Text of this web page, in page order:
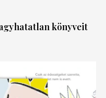
könyveit